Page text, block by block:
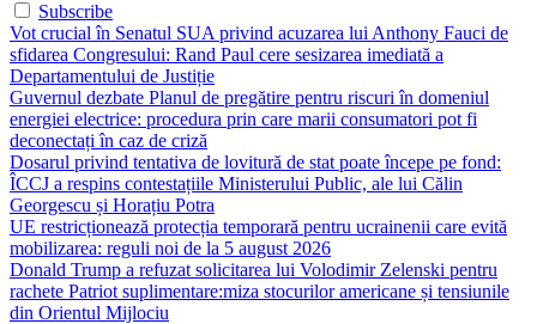
Subscribe
Vot crucial în Senatul SUA privind acuzarea lui Anthony Fauci de
sfidarea Congresului: Rand Paul cere sesizarea imediată a
Departamentului de Justiție
Guvernul dezbate Planul de pregătire pentru riscuri în domeniul
energiei electrice: procedura prin care marii consumatori pot fi
deconectați în caz de criză
Dosarul privind tentativa de lovitură de stat poate începe pe fond:
ÎCCJ a respins contestațiile Ministerului Public, ale lui Călin
Georgescu și Horațiu Potra
UE restricționează protecția temporară pentru ucrainenii care evită
mobilizarea: reguli noi de la 5 august 2026
Donald Trump a refuzat solicitarea lui Volodimir Zelenski pentru
rachete Patriot suplimentare:miza stocurilor americane și tensiunile
din Orientul Mijlociu